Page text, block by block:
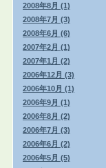
2008年8月 (1)
2008年7月 (3)
2008年6月 (6)
2007年2月 (1)
2007年1月 (2)
2006年12月 (3)
2006年10月 (1)
2006年9月 (1)
2006年8月 (2)
2006年7月 (3)
2006年6月 (2)
2006年5月 (5)